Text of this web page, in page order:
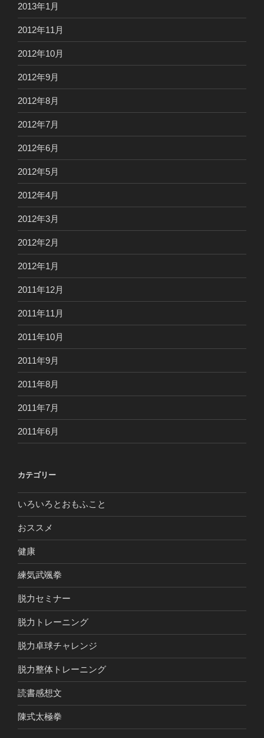
2013年1月
2012年11月
2012年10月
2012年9月
2012年8月
2012年7月
2012年6月
2012年5月
2012年4月
2012年3月
2012年2月
2012年1月
2011年12月
2011年11月
2011年10月
2011年9月
2011年8月
2011年7月
2011年6月
カテゴリー
いろいろとおもふこと
おススメ
健康
練気武颯拳
脱力セミナー
脱力トレーニング
脱力卓球チャレンジ
脱力整体トレーニング
読書感想文
陳式太極拳